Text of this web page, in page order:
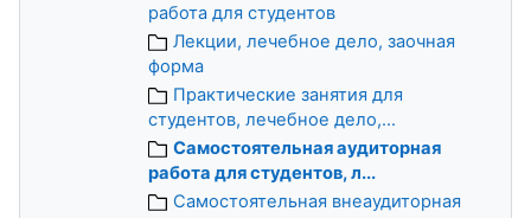
работа для студентов
Лекции, лечебное дело, заочная
форма
Практические занятия для
студентов, лечебное дело,...
Самостоятельная аудиторная
работа для студентов, л...
Самостоятельная внеаудиторная